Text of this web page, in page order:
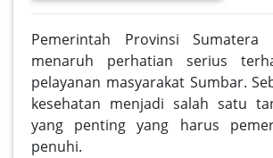
Pemerintah Provinsi Sumatera
menaruh perhatian serius
pelayanan masyarakat Sumbar.
kesehatan menjadi salah satu
yang penting yang harus
penuhi.